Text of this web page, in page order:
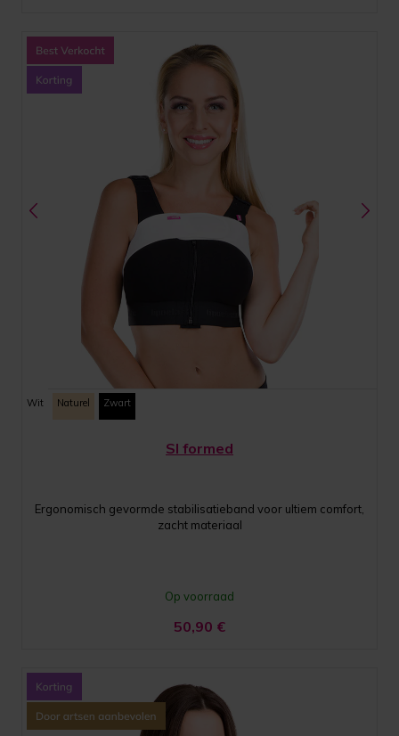
Wit Naturel Zwart
SI formed
Ergonomisch gevormde stabilisatieband voor ultiem comfort,
zacht materiaal
Op voorraad
50,90 €